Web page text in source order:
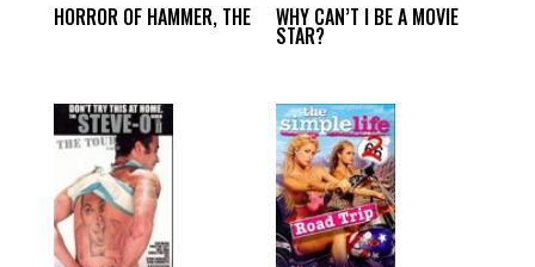
HORROR OF HAMMER, THE WHY CAN’T I BE A MOVIE
STAR?